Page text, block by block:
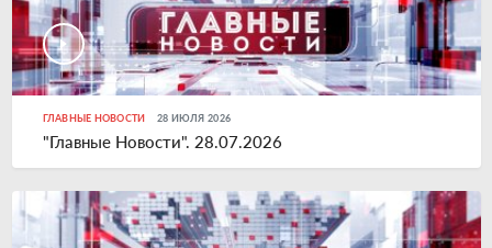
ГЛАВНЫЕ НОВОСТИ 28 ИЮЛЯ 2026
"Главные Новости". 28.07.2026